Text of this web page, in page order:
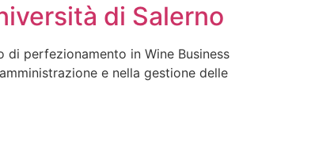
di Salerno
perfezionamento in Wine Business
e nella gestione delle